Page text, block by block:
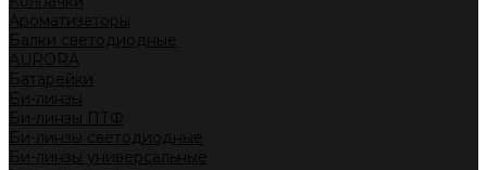
Ароматизаторы
Балки светодиодные
AURORA
Батарейки
Би-линзы
Би-линзы ПТФ
Би-линзы светодиодные
Би-линзы универсальные